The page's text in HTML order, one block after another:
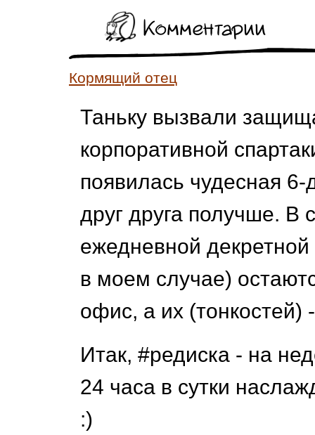
Комментарии
Кормящий отец
Таньку вызвали
корпоративной
появилась чудесная
друг друга получше. В
ежедневной
в моем случае)
офис, а их (тонкостей)
Итак, #редиска - на
24 часа в сутки
:)